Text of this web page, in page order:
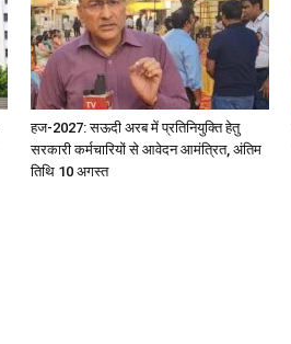
हज-2027: सऊदी अरब में प्रतिनियुक्ति हेतु
सरकारी कर्मचारियों से आवेदन आमंत्रित, अंतिम
तिथि 10 अगस्त